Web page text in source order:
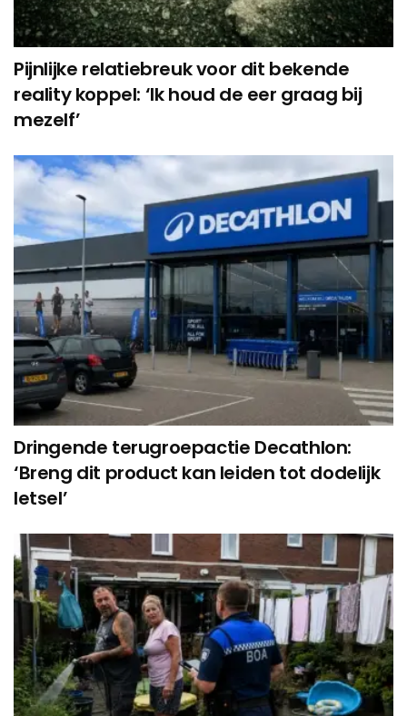
Pijnlijke relatiebreuk voor dit bekende
reality koppel: ‘Ik houd de eer graag bij
mezelf’
Dringende terugroepactie Decathlon:
‘Breng dit product kan leiden tot dodelijk
letsel’